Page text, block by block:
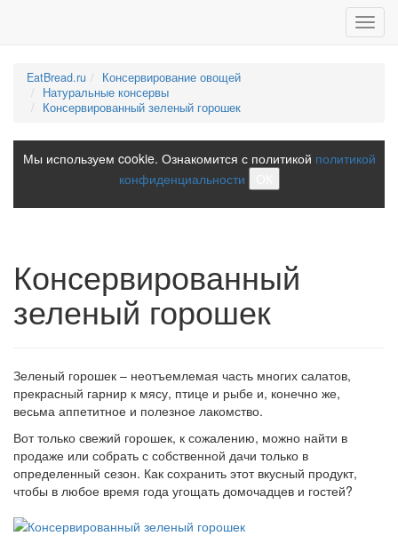
EatBread.ru
Консервирование овощей
Натуральные консервы
Консервированный зеленый горошек
Мы используем cookie. Ознакомится с политикой политикой
конфиденциальности
Консервированный
зеленый горошек
Зеленый горошек – неотъемлемая часть многих салатов,
прекрасный гарнир к мясу, птице и рыбе и, конечно же,
весьма аппетитное и полезное лакомство.
Вот только свежий горошек, к сожалению, можно найти в
продаже или собрать с собственной дачи только в
определенный сезон. Как сохранить этот вкусный продукт,
чтобы в любое время года угощать домочадцев и гостей?